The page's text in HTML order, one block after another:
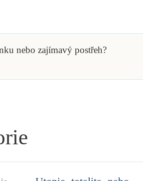
nebo zajímavý postřeh?